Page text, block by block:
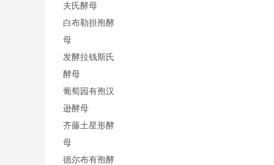
夫氏酵母
白布勒担孢酵
母
发酵拉钱斯氏
酵母
葡萄园有孢汉
逊酵母
齐藤土星形酵
母
德尔布有孢酵